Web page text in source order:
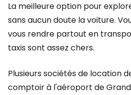
La meilleure option pour
sans aucun doute la voiture.
vous rendre partout en
taxis sont assez chers.
Plusieurs sociétés de location
comptoir à l'aéroport de